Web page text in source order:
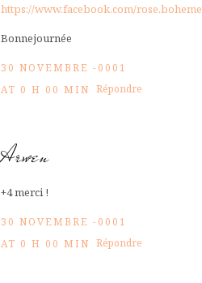
https://www.facebook.com/
Bonnejournée
30 NOVEMBRE -0001
AT 0 H 00 MIN Répondre
Arwen
+4 merci !
30 NOVEMBRE -0001
AT 0 H 00 MIN Répondre